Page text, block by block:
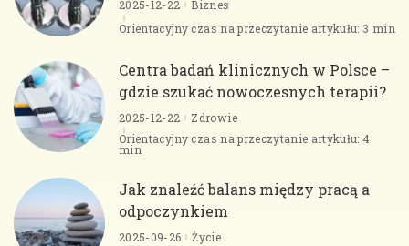
2025-12-22
Biznes
Orientacyjny czas na przeczytanie artykułu: 3 min
Centra badań klinicznych w Polsce –
gdzie szukać nowoczesnych terapii?
2025-12-22
Zdrowie
Orientacyjny czas na przeczytanie artykułu: 4
min
Jak znaleźć balans między pracą a
odpoczynkiem
2025-09-26
Życie